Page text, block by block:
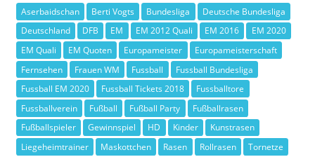
Aserbaidschan Berti Vogts Bundesliga
Deutsche Bundesliga
Deutschland
DFB EM EM 2012 Quali EM 2016
EM 2020
EM Quali
EM Quoten Europameister
Europameisterschaft
Fernsehen
Frauen WM Fussball
Fussball Bundesliga
Fussball EM 2020
Fussball Tickets 2018
Fussballtore
Fussballverein
Fußball Fußball Party
Fußballrasen
Fußballspieler
Gewinnspiel HD Kinder
Kunstrasen
Liegeheimtrainer
Maskottchen Rasen Rollrasen
Tornetze